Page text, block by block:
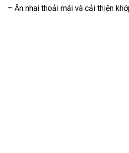
– Ăn nhai thoải mái và cải thiện